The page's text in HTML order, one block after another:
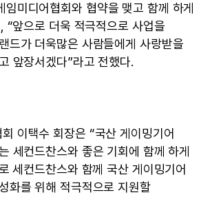
임미디어협회와 협약을 맺고 함께 하게
“앞으로 더욱 적극적으로 사업을
드가 더욱많은 사람들에게 사랑받을
앞장서겠다”라고 전했다.
이택수 회장은 “국산 게이밍기어
세컨드찬스와 좋은 기회에 함께 하게
세컨드찬스와 함께 국산 게이밍기어
화를 위해 적극적으로 지원할